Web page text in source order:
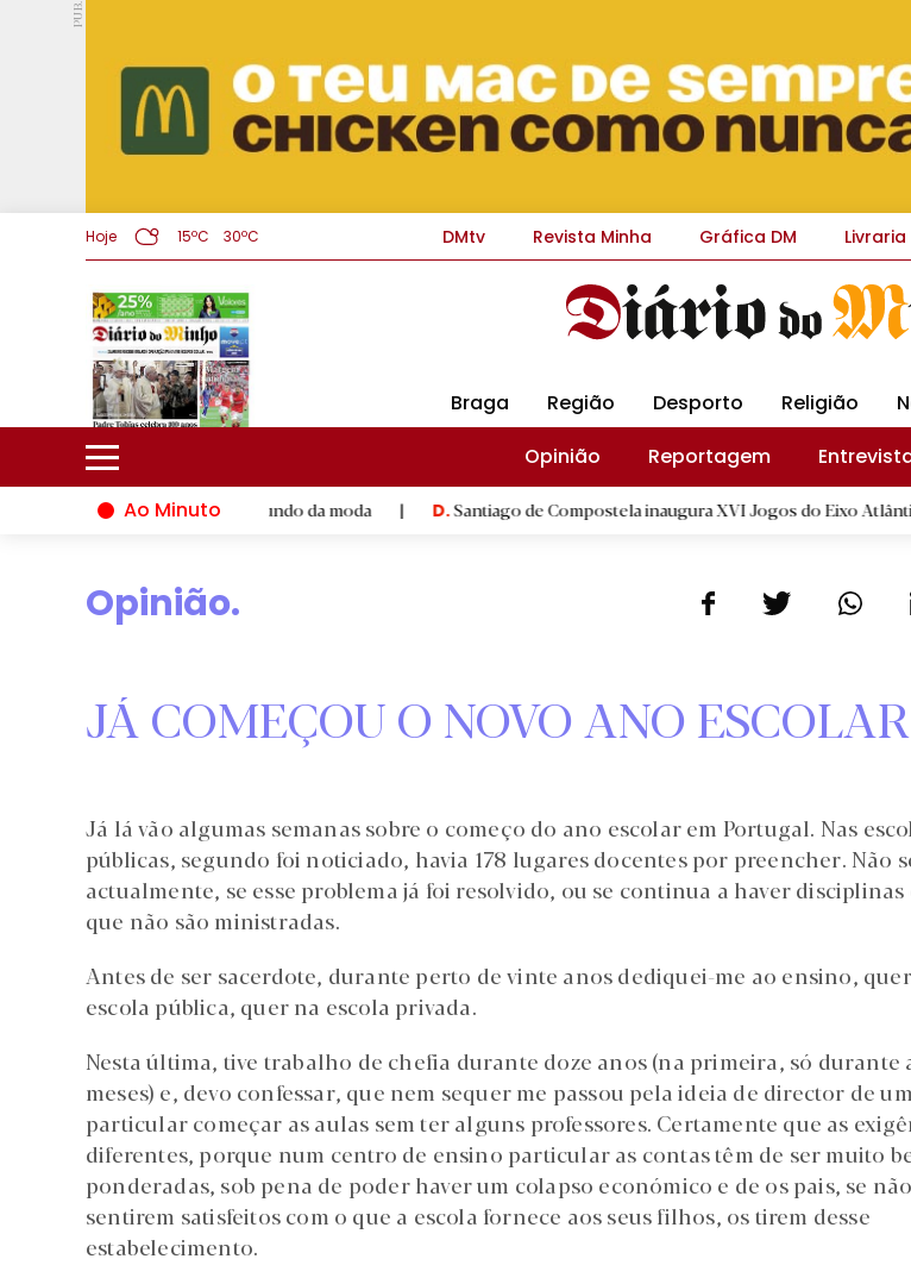
PUB.
Hoje 15ºC 30ºC DMtv Revista Minha Gráfica DM Livraria
Braga Região Desporto Religião
Opinião
Reportagem
Ao Minuto
e à inovação do mundo da moda | D.Santiago de Compostela inaugura XVI Jogos do Eixo Atlântico com
Opinião.
JÁ COMEÇOU O NOVO ANO ESCOLAR
Já lá vão algumas semanas sobre o começo do ano escolar em Portugal. Nas
públicas, segundo foi noticiado, havia 178 lugares docentes por preencher. Não
actualmente, se esse problema já foi resolvido, ou se continua a haver disciplinas
que não são ministradas.
Antes de ser sacerdote, durante perto de vinte anos dediquei-me ao ensino,
escola pública, quer na escola privada.
Nesta última, tive trabalho de chefia durante doze anos (na primeira, só durante
meses) e, devo confessar, que nem sequer me passou pela ideia de director de
particular começar as aulas sem ter alguns professores. Certamente que as
diferentes, porque num centro de ensino particular as contas têm de ser muito
ponderadas, sob pena de poder haver um colapso económico e de os pais, se
sentirem satisfeitos com o que a escola fornece aos seus filhos, os tirem desse
estabelecimento.